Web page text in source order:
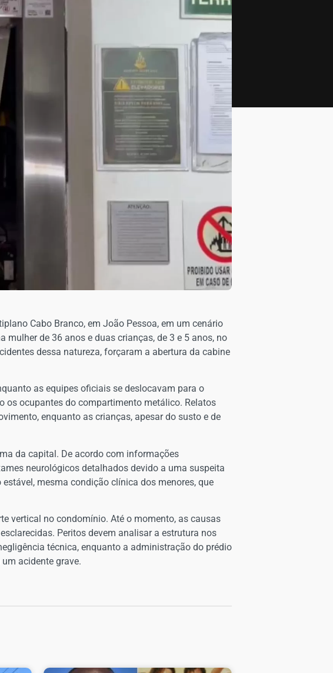
Cabo Branco, em João Pessoa, em um cenário
mulher de 36 anos e duas crianças, de 3 e 5 anos, no
dessa natureza, forçaram a abertura da cabine
as equipes oficiais se deslocavam para o
os ocupantes do compartimento metálico. Relatos
enquanto as crianças, apesar do susto e de
da capital. De acordo com informações
neurológicos detalhados devido a uma suspeita
mesma condição clínica dos menores, que
vertical no condomínio. Até o momento, as causas
Peritos devem analisar a estrutura nos
técnica, enquanto a administração do prédio
acidente grave.